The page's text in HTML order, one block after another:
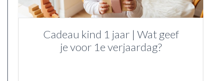
Cadeau kind 1 jaar | Wat geef
je voor 1e verjaardag?